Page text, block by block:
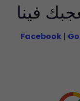
فينا
Facebook|